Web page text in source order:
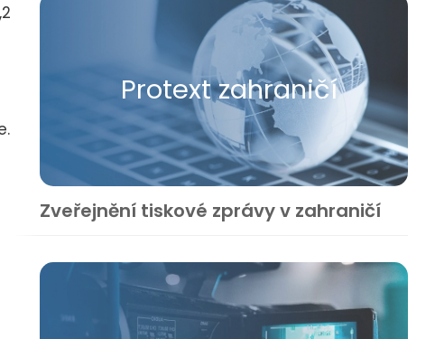
Protext zahraničí
Zveřejnění tiskové zprávy v zahraničí